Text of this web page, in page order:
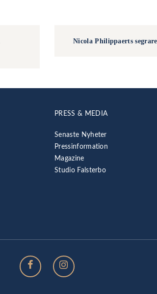
Nicola Philippaerts
PRESS & MEDIA
Senaste Nyheter
Pressinformation
Magazine
Studio Falsterbo